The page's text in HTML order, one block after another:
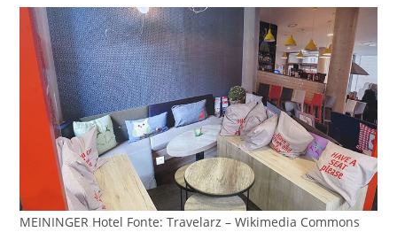
MEININGER Hotel Fonte: Travelarz – Wikimedia Commons